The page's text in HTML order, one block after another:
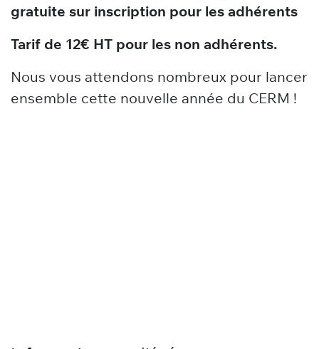
gratuite sur inscription pour les adhérents
Tarif de 12€ HT pour les non adhérents.
Nous vous attendons nombreux pour lancer
ensemble cette nouvelle année du CERM !